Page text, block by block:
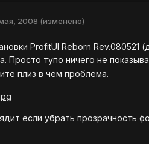
2008 (изменено)
ProfitUI Reborn
Просто тупо ничего не
плиз в чем проблема.
если убрать прозрачность